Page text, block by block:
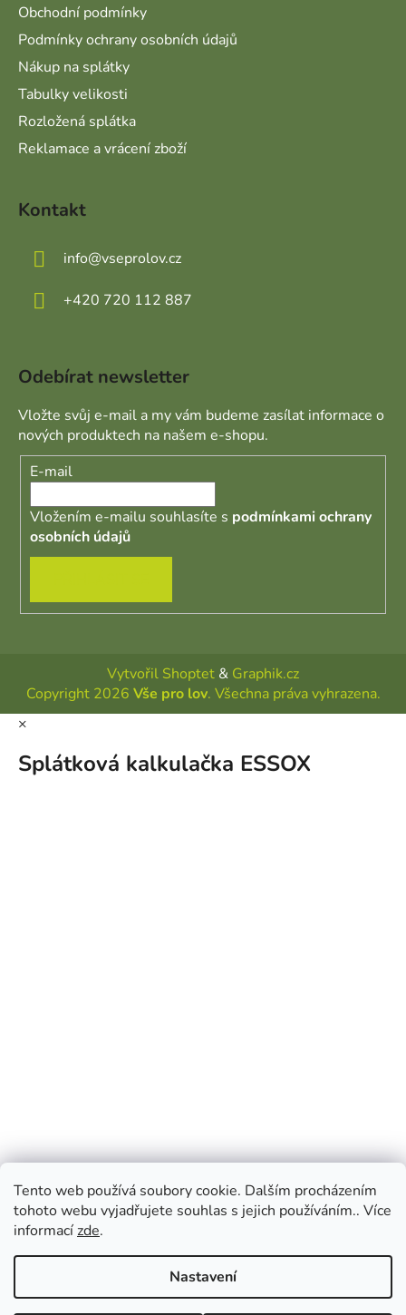
Tento web používá soubory cookie. Dalším procházením
tohoto webu vyjadřujete souhlas s jejich používáním.. Více
informacízde.
Nastavení
Obchodní podmínky
Podmínky ochrany osobních údajů
Nákup na splátky
Tabulky velikosti
Rozložená splátka
Reklamace a vrácení zboží
Kontakt
info@vseprolov.cz
+420 720 112 887
Odebírat newsletter
Vložte svůj e-mail a my vám budeme zasílat informace o
nových produktech na našem e-shopu.
E-mail
Vložením e-mailu souhlasíte s podmínkami ochrany
osobních údajů
Vytvořil Shoptet & Graphik.cz
Copyright 2026 Vše pro lov. Všechna práva vyhrazena.
×
Splátková kalkulačka ESSOX